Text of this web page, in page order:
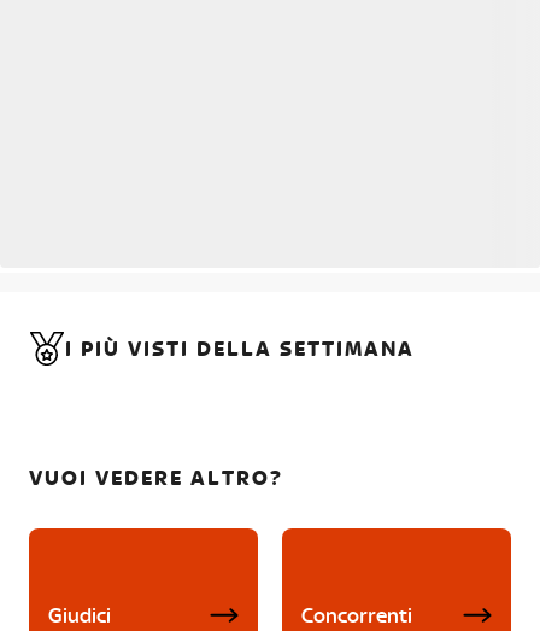
I PIÙ VISTI DELLA SETTIMANA
VUOI VEDERE ALTRO?
Giudici Concorrenti